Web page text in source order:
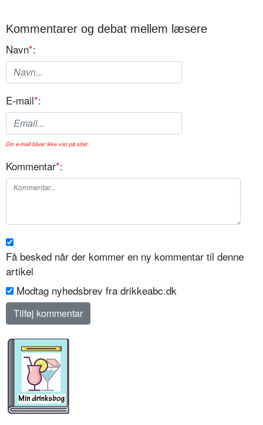
Kommentarer og debat mellem læsere
Navn*:
E-mail*:
Din e-mail bliver ikke vist på sitet.
Kommentar*:
Få besked når der kommer en ny kommentar til denne
artikel
Modtag nyhedsbrev fra drikkeabc.dk